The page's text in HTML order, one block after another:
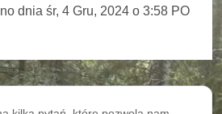
dnia śr, 4 Gru, 2024 o 3:58 PO